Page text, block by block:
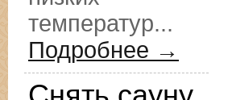
температур...
Подробнее →